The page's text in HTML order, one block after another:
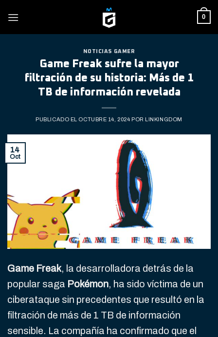
0
NOTICIAS GAMER
Game Freak sufre la mayor
filtración de su historia: Más de 1
TB de información revelada
PUBLICADO EL OCTUBRE 14, 2024 POR LINKINGDOM
14
Oct
Game Freak, la desarrolladora detrás de la
popular saga Pokémon, ha sido víctima de un
ciberataque sin precedentes que resultó en la
filtración de más de 1 TB de información
sensible. La compañía ha confirmado que el